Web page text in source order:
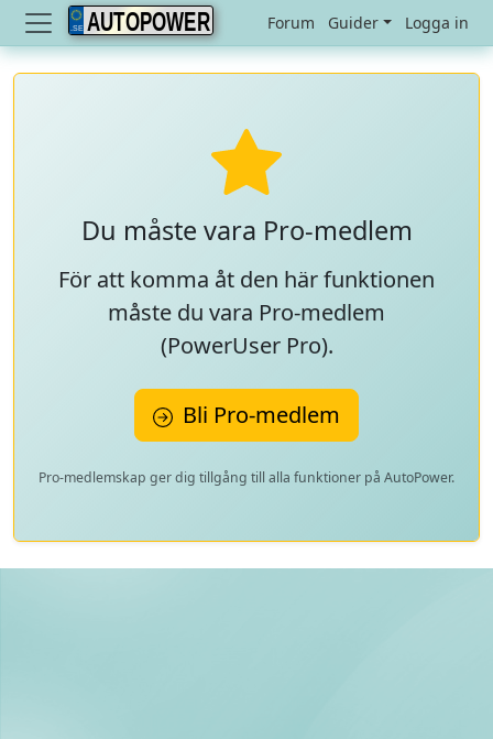
AUTOPOWER Forum Guider Logga in
Du måste vara Pro-medlem
För att komma åt den här funktionen
måste du vara Pro-medlem
(PowerUser Pro).
Bli Pro-medlem
Pro-medlemskap ger dig tillgång till alla funktioner på AutoPower.